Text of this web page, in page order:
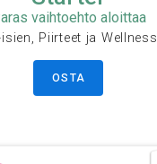
vaihtoehto aloittaa
isien, Piirteet ja Wellness
OSTA